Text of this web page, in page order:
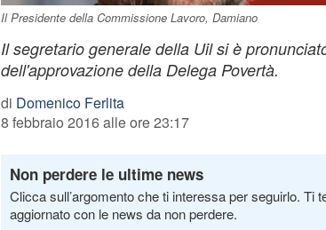
Il Presidente della Commissione Lavoro, Damiano
Il segretario generale della Uil si è
dell'approvazione della Delega Povertà.
di Domenico Ferlita
8 febbraio 2016 alle ore 23:17
Non perdere le ultime news
Clicca sull’argomento che ti interessa per seguirlo. Ti
aggiornato con le news da non perdere.